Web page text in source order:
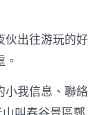
伙出往游玩的好
小我信息、聯絡